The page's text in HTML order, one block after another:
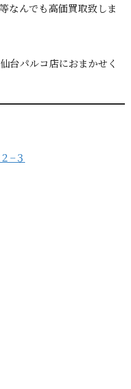
なんでも高価買取致しま
台パルコ店におまかせく
−３